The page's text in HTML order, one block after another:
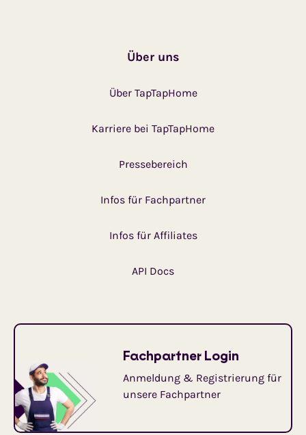
Über uns
Über TapTapHome
Karriere bei TapTapHome
Pressebereich
Infos für Fachpartner
Infos für Affiliates
API Docs
Fachpartner Login
Anmeldung & Registrierung für
unsere Fachpartner